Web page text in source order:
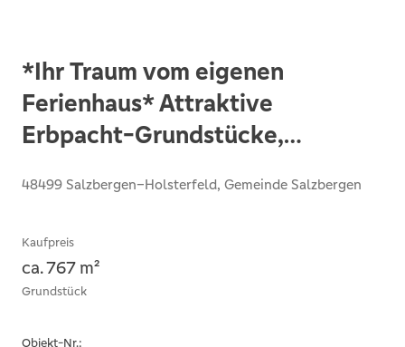
*Ihr Traum vom eigenen
Ferienhaus* Attraktive
Erbpacht-Grundstücke,
48499 Salzbergen–Holsterfeld, Gemeinde Salzbergen
Kaufpreis
ca. 767 m²
Grundstück
Objekt-Nr.: